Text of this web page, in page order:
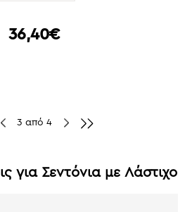
36,40€
3 από 4
για Σεντόνια με Λάστιχο